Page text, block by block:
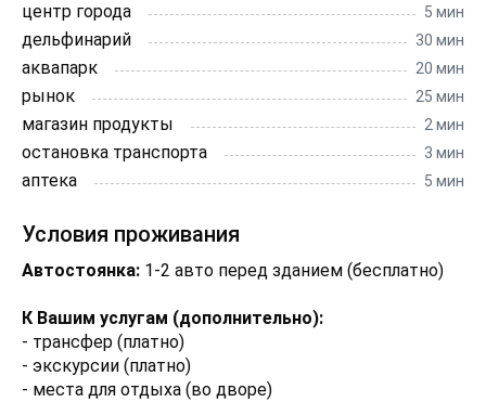
центр города 5 мин
дельфинарий 30 мин
аквапарк 20 мин
рынок 25 мин
магазин продукты 2 мин
остановка транспорта 3 мин
аптека 5 мин
Условия проживания
Автостоянка: 1-2 авто перед зданием (бесплатно)
К Вашим услугам (дополнительно):
- трансфер (платно)
- экскурсии (платно)
- места для отдыха (во дворе)